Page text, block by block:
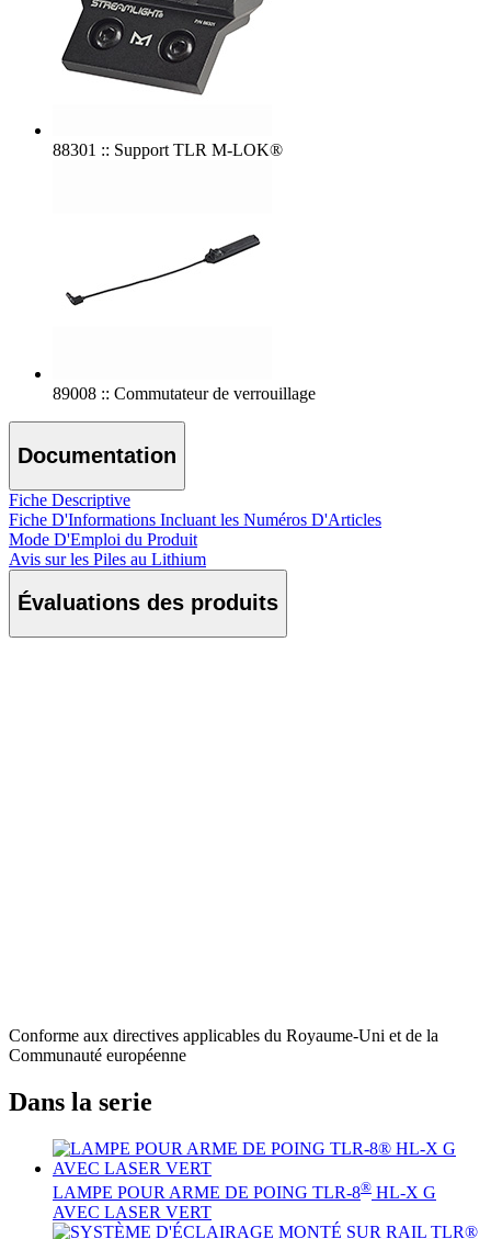
88301 :: Support TLR M-LOK®
89008 :: Commutateur de verrouillage
Documentation
Fiche Descriptive
Fiche D'Informations Incluant les Numéros D'Articles
Mode D'Emploi du Produit
Avis sur les Piles au Lithium
Évaluations des produits
Conforme aux directives applicables du Royaume-Uni et de la
Communauté européenne
Dans la serie
LAMPE POUR ARME DE POING TLR-8® HL-X G
AVEC LASER VERT